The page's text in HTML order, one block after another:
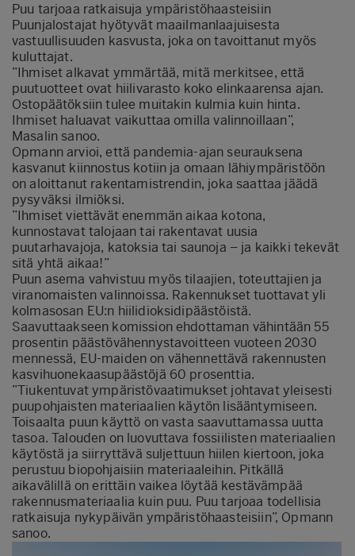
Puu tarjoaa ratkaisuja ympäristöhaasteisiin
Puunjalostajat hyötyvät maailmanlaajuisesta
vastuullisuuden kasvusta, joka on tavoittanut myös
kuluttajat.
”Ihmiset alkavat ymmärtää, mitä merkitsee, että
puutuotteet ovat hiilivarasto koko elinkaarensa ajan.
Ostopäätöksiin tulee muitakin kulmia kuin hinta.
Ihmiset haluavat vaikuttaa omilla valinnoillaan”,
Masalin sanoo.
Opmann arvioi, että pandemia-ajan seurauksena
kasvanut kiinnostus kotiin ja omaan lähiympäristöön
on aloittanut rakentamistrendin, joka saattaa jäädä
pysyväksi ilmiöksi.
”Ihmiset viettävät enemmän aikaa kotona,
kunnostavat talojaan tai rakentavat uusia
puutarhavajoja, katoksia tai saunoja – ja kaikki tekevät
sitä yhtä aikaa!”
Puun asema vahvistuu myös tilaajien, toteuttajien ja
viranomaisten valinnoissa. Rakennukset tuottavat yli
kolmasosan EU:n hiilidioksidipäästöistä.
Saavuttaakseen komission ehdottaman vähintään 55
prosentin päästövähennystavoitteen vuoteen 2030
mennessä, EU-maiden on vähennettävä rakennusten
kasvihuonekaasupäästöjä 60 prosenttia.
”Tiukentuvat ympäristövaatimukset johtavat yleisesti
puupohjaisten materiaalien käytön lisääntymiseen.
Toisaalta puun käyttö on vasta saavuttamassa uutta
tasoa. Talouden on luovuttava fossiilisten materiaalien
käytöstä ja siirryttävä suljettuun hiilen kiertoon, joka
perustuu biopohjaisiin materiaaleihin. Pitkällä
aikavälillä on erittäin vaikea löytää kestävämpää
rakennusmateriaalia kuin puu. Puu tarjoaa todellisia
ratkaisuja nykypäivän ympäristöhaasteisiin”, Opmann
sanoo.